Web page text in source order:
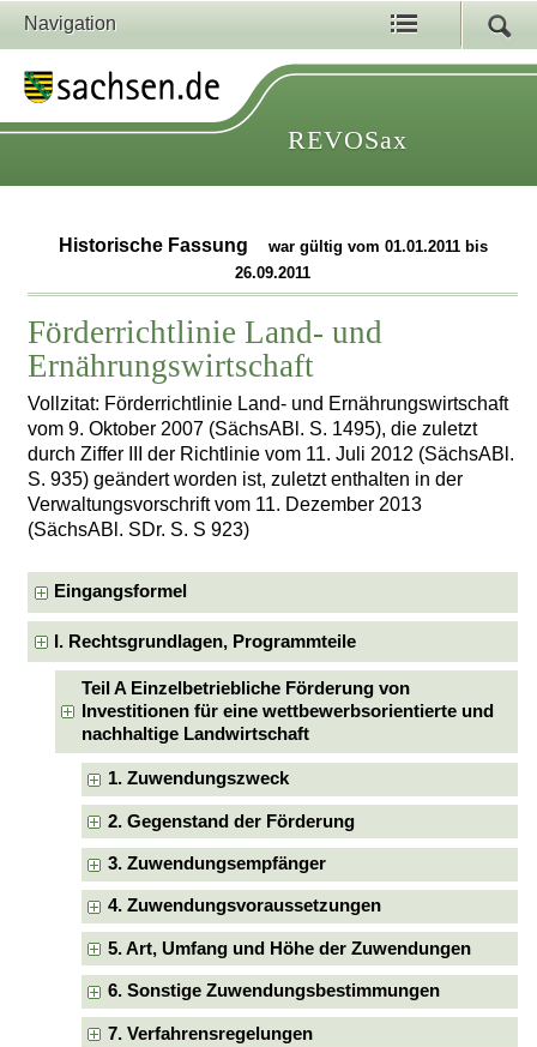
Navigation
REVOSax
Historische Fassung
war gültig vom 01.01.2011 bis
26.09.2011
Förderrichtlinie Land- und
Ernährungswirtschaft
Vollzitat: Förderrichtlinie Land- und Ernährungswirtschaft
vom 9. Oktober 2007 (SächsABl. S. 1495), die zuletzt
durch Ziffer III der Richtlinie vom 11. Juli 2012 (SächsABl.
S. 935) geändert worden ist, zuletzt enthalten in der
Verwaltungsvorschrift vom 11. Dezember 2013
(SächsABl. SDr. S. S 923)
Eingangsformel
I. Rechtsgrundlagen, Programmteile
Teil A Einzelbetriebliche Förderung von
Investitionen für eine wettbewerbsorientierte und
nachhaltige Landwirtschaft
1. Zuwendungszweck
2. Gegenstand der Förderung
3. Zuwendungsempfänger
4. Zuwendungsvoraussetzungen
5. Art, Umfang und Höhe der Zuwendungen
6. Sonstige Zuwendungsbestimmungen
7. Verfahrensregelungen